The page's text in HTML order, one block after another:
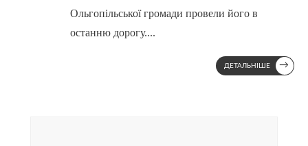
Ольгопільської громади провели його в
останню дорогу....
ДЕТАЛЬНІШЕ →